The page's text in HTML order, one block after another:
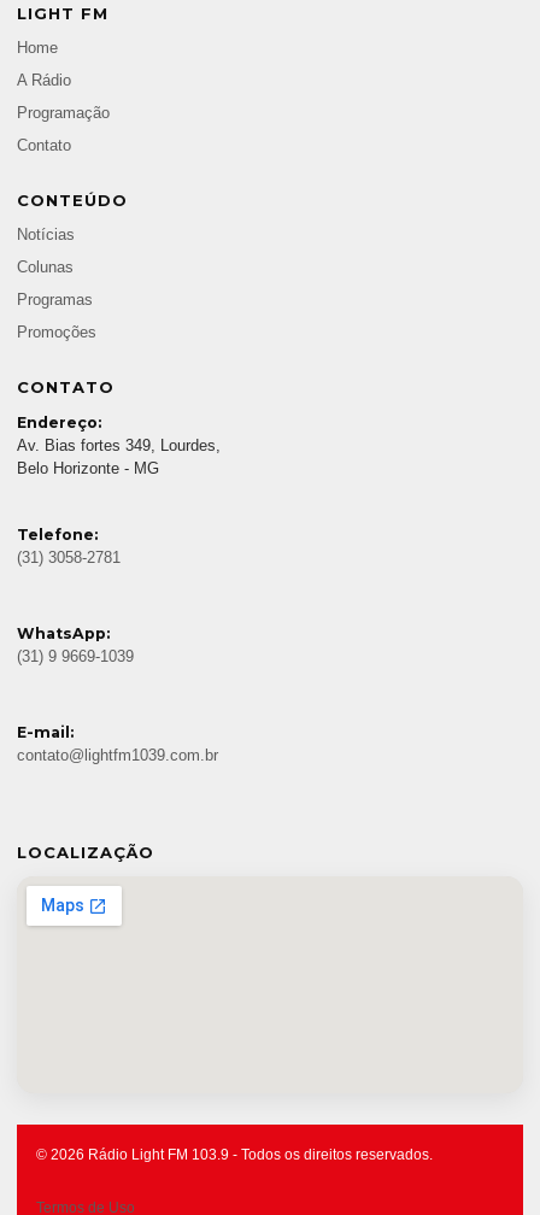
LIGHT FM
Home
A Rádio
Programação
Contato
CONTEÚDO
Notícias
Colunas
Programas
Promoções
CONTATO
Endereço:
Av. Bias fortes 349, Lourdes,
Belo Horizonte - MG
Telefone:
(31) 3058-2781
WhatsApp:
(31) 9 9669-1039
E-mail:
contato@lightfm1039.com.br
LOCALIZAÇÃO
© 2026 Rádio Light FM 103.9 - Todos os direitos reservados.
Termos de Uso